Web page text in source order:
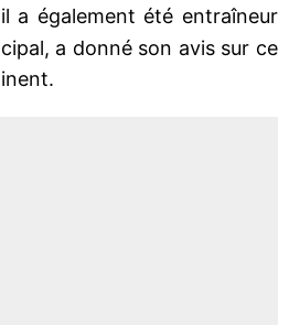
a également été entraîneur
a donné son avis sur ce